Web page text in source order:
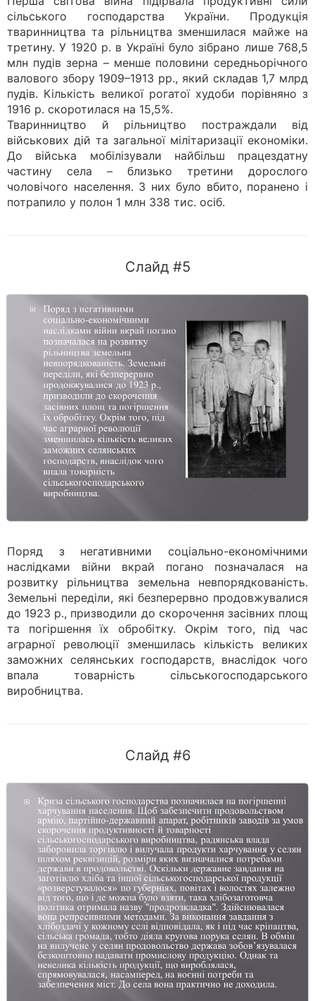
сільського господарства України. Продукція
тваринництва та рільництва зменшилася майже на
третину. У 1920 р. в Україні було зібрано лише 768,5
млн пудів зерна – менше половини середньорічного
валового збору 1909–1913 рр., який складав 1,7 млрд
пудів. Кількість великої рогатої худоби порівняно з
1916 р. скоротилася на 15,5%.
Тваринництво й рільництво постраждали від
військових дій та загальної мілітаризації економіки.
До війська мобілізували найбільш працездатну
частину села – близько третини дорослого
чоловічого населення. З них було вбито, поранено і
потрапило у полон 1 млн 338 тис. осіб.
Слайд #5
Поряд з негативними соціально-економічними
наслідками війни вкрай погано позначалася на
розвитку рільництва земельна невпорядкованість.
Земельні переділи, які безперервно продовжувалися
до 1923 р., призводили до скорочення засівних площ
та погіршення їх обробітку. Окрім того, під час
аграрної революції зменшилась кількість великих
заможних селянських господарств, внаслідок чого
впала товарність сільськогосподарського
виробництва.
Слайд #6